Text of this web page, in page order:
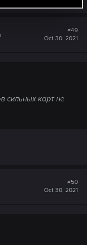
#49
Oct 30, 2021
сильных карт не
#50
Oct 30, 2021